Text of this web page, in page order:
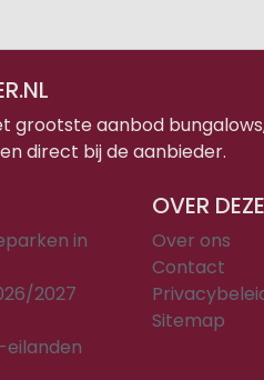
grootste aanbod
direct bij de aanbieder.
in
2027
eilanden
OVER
Over ons
Contact
Sitemap